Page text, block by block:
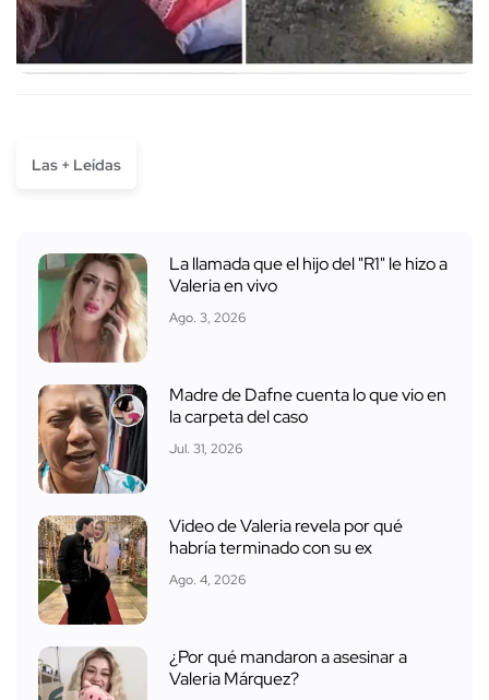
Las + Leídas
La llamada que el hijo del "R1" le hizo a
Valeria en vivo
Ago. 3, 2026
Madre de Dafne cuenta lo que vio en
la carpeta del caso
Jul. 31, 2026
Video de Valeria revela por qué
habría terminado con su ex
Ago. 4, 2026
¿Por qué mandaron a asesinar a
Valeria Márquez?